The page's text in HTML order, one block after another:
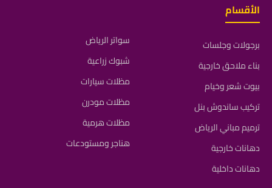
الأقسام
برجولات وجلسات
بناء ملاحق خارجية
بيوت شعر وخيام
تركيب ساندوش بنل
ترميم مباني الرياض
دهانات خارجية
دهانات داخلية
سواتر الرياض
شبوك زراعية
مظلات سيارات
مظلات مودرن
مظلات هرمية
هناجر ومستودعات